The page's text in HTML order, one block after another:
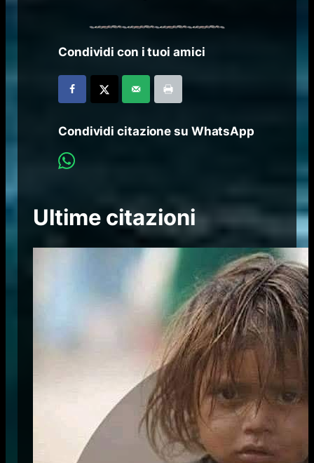
Condividi con i tuoi amici
Condividi citazione su WhatsApp
Ultime citazioni